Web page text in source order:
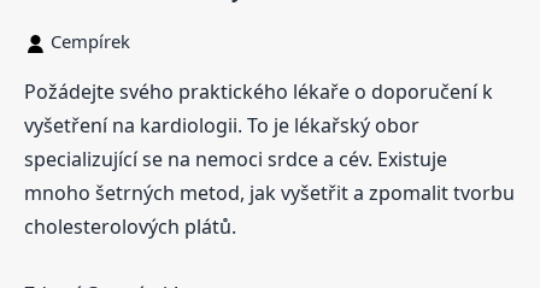
Cempírek
Požádejte svého praktického lékaře o doporučení k
vyšetření na kardiologii. To je lékařský obor
specializující se na nemoci srdce a cév. Existuje
mnoho šetrných metod, jak vyšetřit a zpomalit tvorbu
cholesterolových plátů.